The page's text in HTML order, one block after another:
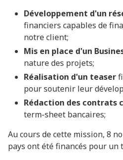
Développement d'un
financiers capables de
notre client;
Mis en place d'un
nature des projets;
Réalisation d'un teaser
pour soutenir leur
Rédaction des contrats
term-sheet bancaires;
Au cours de cette mission, 8
pays ont été financés pour un